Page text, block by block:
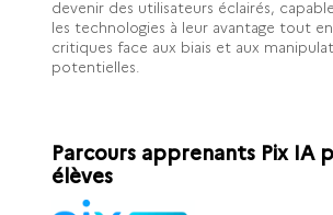
devenir des utilisateurs éclairés,
les technologies à leur avantage tout
critiques face aux biais et aux
potentielles.
Parcours apprenants Pix IA
élèves